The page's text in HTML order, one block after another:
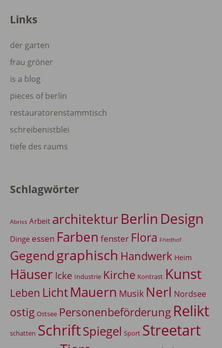
Links
der garten
frau gröner
is a blog
pieces of berlin
restauratorenstammtisch
schreibenistblei
tiefe des raums
Schlagwörter
Abriss Arbeit architekturBerlin Design
Dinge essen Farben fenster Flora Friedhof
Gegendgraphisch Handwerk Heim
Häuser Icke Industrie Kirche Kontrast Kunst
Leben LichtMauern Musik Nerl Nordsee
ostig Ostsee Personenbeförderung Relikt
schatten SchriftSpiegel Sport Streetart